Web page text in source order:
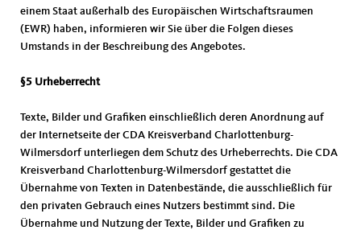
einem Staat außerhalb des Europäischen Wirtschaftsraumen
(EWR) haben, informieren wir Sie über die Folgen dieses
Umstands in der Beschreibung des Angebotes.
§5 Urheberrecht
Texte, Bilder und Grafiken einschließlich deren Anordnung auf
der Internetseite der CDA Kreisverband Charlottenburg-
Wilmersdorf unterliegen dem Schutz des Urheberrechts. Die CDA
Kreisverband Charlottenburg-Wilmersdorf gestattet die
Übernahme von Texten in Datenbestände, die ausschließlich für
den privaten Gebrauch eines Nutzers bestimmt sind. Die
Übernahme und Nutzung der Texte, Bilder und Grafiken zu